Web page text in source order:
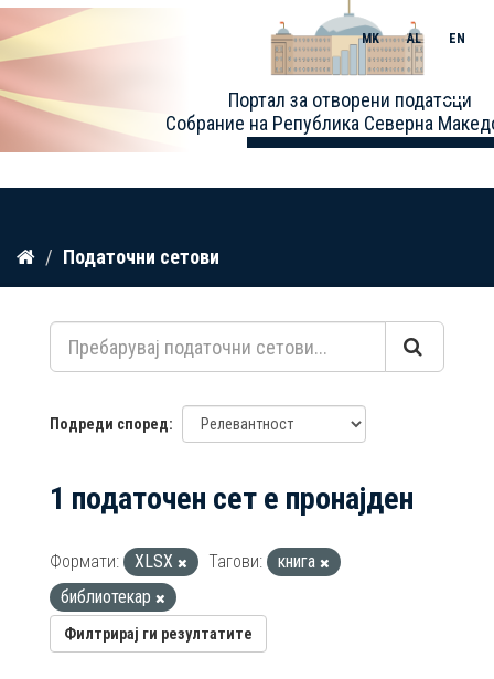
Прескокнете
содржина
Портал за отворени податоци
Собрание на Република Северна
MK AL EN
Toggle
Податочни сетови
Подреди според
1 податочен сет е пронајден
Формати: XLSX Тагови:
книга
библиотекар
Филтрирај ги резултатите